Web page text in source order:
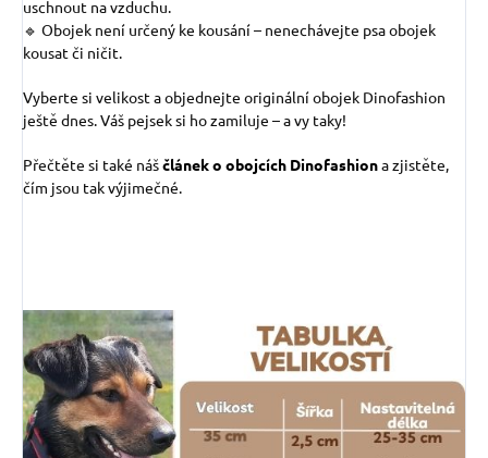
uschnout na vzduchu.
🔹 Obojek není určený ke kousání – nenechávejte psa obojek
kousat či ničit.
Vyberte si velikost a objednejte originální obojek Dinofashion
ještě dnes. Váš pejsek si ho zamiluje – a vy taky!
Přečtěte si také náščlánek o obojcích Dinofashiona zjistěte,
čím jsou tak výjimečné.